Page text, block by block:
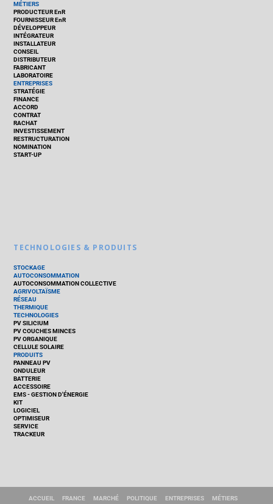
MÉTIERS
PRODUCTEUR EnR
FOURNISSEUR EnR
DÉVELOPPEUR
INTÉGRATEUR
INSTALLATEUR
CONSEIL
DISTRIBUTEUR
FABRICANT
LABORATOIRE
ENTREPRISES
STRATÉGIE
FINANCE
ACCORD
CONTRAT
RACHAT
INVESTISSEMENT
RESTRUCTURATION
NOMINATION
START-UP
TECHNOLOGIES & PRODUITS
STOCKAGE
AUTOCONSOMMATION
AUTOCONSOMMATION COLLECTIVE
AGRIVOLTAÏSME
RÉSEAU
THERMIQUE
TECHNOLOGIES
PV SILICIUM
PV COUCHES MINCES
PV ORGANIQUE
CELLULE SOLAIRE
PRODUITS
PANNEAU PV
ONDULEUR
BATTERIE
ACCESSOIRE
EMS - GESTION D'ÉNERGIE
KIT
LOGICIEL
OPTIMISEUR
SERVICE
TRACKEUR
ACCUEIL FRANCE MARCHÉ POLITIQUE ENTREPRISES
MÉTIERS